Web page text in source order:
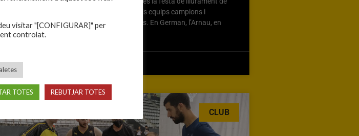
de la Representació Territorial de Girona als equips campions i
dels diferents campionats territorials. En German, l’Arnau, en
i en Joan, jugadors del
2022
CLUB
visitar "[CONFIGURAR]" per
controlat.
TOTES REBUTJAR TOTES